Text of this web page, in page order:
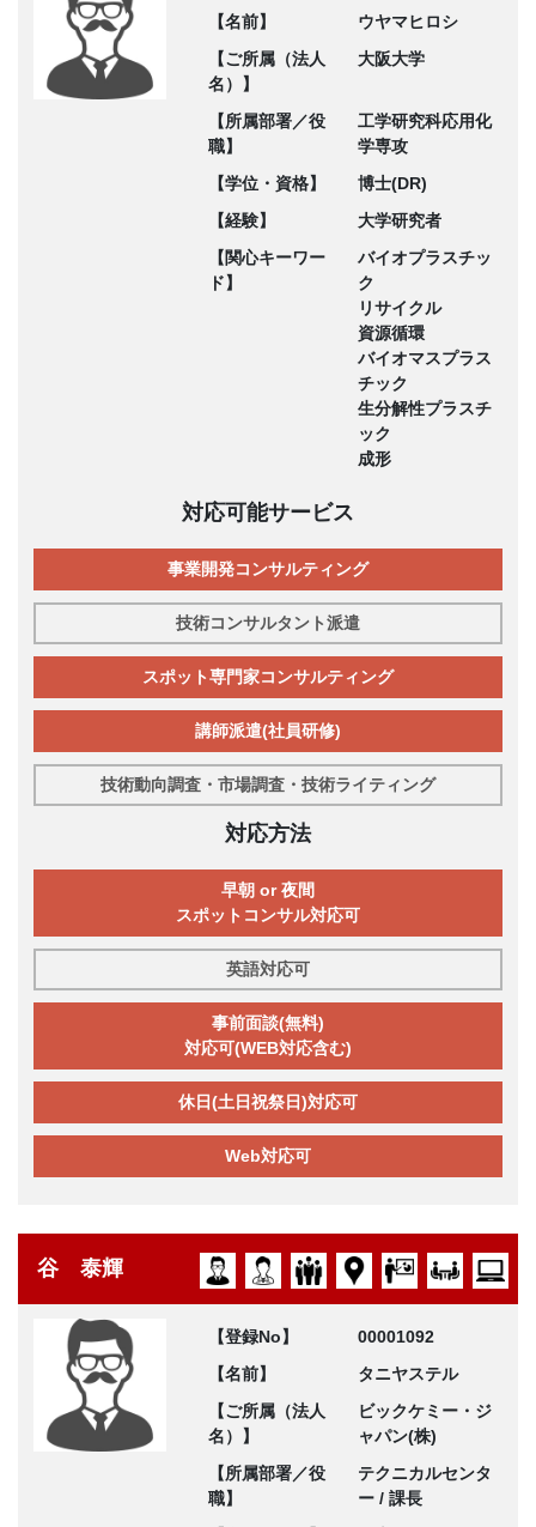
【名前】
ウヤマヒロシ
【ご所属（法人
名）】
大阪大学
【所属部署／役
職】
工学研究科応用化
学専攻
【学位・資格】
博士(DR)
【経験】
大学研究者
【関心キーワー
ド】
バイオプラスチッ
ク
リサイクル
資源循環
バイオマスプラス
チック
生分解性プラスチ
ック
成形
対応可能サービス
事業開発コンサルティング
技術コンサルタント派遣
スポット専門家コンサルティング
講師派遣(社員研修)
技術動向調査・市場調査・技術ライティング
対応方法
早朝 or 夜間
スポットコンサル対応可
英語対応可
事前面談(無料)
対応可(WEB対応含む)
休日(土日祝祭日)対応可
Web対応可
谷 泰輝
【登録No】
00001092
【名前】
タニヤステル
【ご所属（法人
名）】
ビックケミー・ジ
ャパン(株)
【所属部署／役
職】
テクニカルセンタ
ー / 課長